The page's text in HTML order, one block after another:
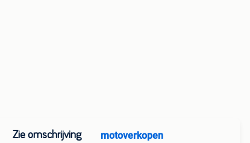
Zie omschrijving motoverkopen